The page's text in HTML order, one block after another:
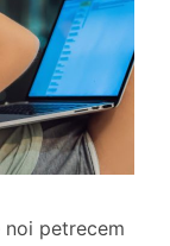
petrecem